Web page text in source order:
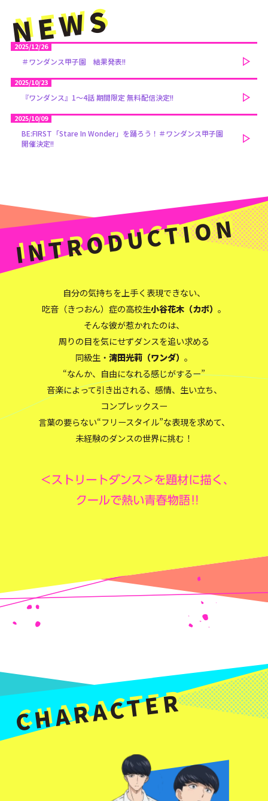
NEWS
2025/12/26
＃ワンダンス甲子園 結果発表!!
2025/10/23
『ワンダンス』1～4話 期間限定 無料配信決定!!
2025/10/09
BE:FIRST「Stare In Wonder」を踊ろう！＃ワンダンス甲子園
開催決定!!
INTRODUCTION
自分の気持ちを上手く表現できない、
吃音（きつおん）症の高校生小谷花木（カボ） 。
そんな彼が惹かれたのは、
周りの目を気にせずダンスを追い求める
同級生・ 湾田光莉（ワンダ） 。
“なんか、自由になれる感じがするー”
音楽によって引き出される、感情、生い立ち、
コンプレックスー
言葉の要らない“フリースタイル”な表現を求めて、
未経験のダンスの世界に挑む！
CHARACTER